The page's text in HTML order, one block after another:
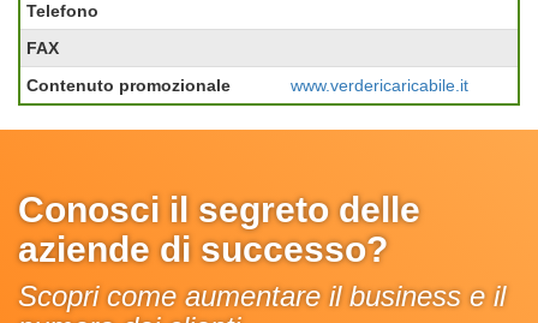
Telefono
FAX
Contenuto promozionale
www.verdericaricabile.it
Conosci il segreto delle
aziende di successo?
Scopri come aumentare il business e il